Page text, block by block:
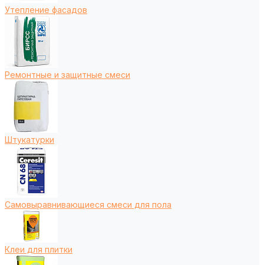
Утепление фасадов
Ремонтные и защитные смеси
Штукатурки
Самовыравнивающиеся смеси для пола
Клеи для плитки